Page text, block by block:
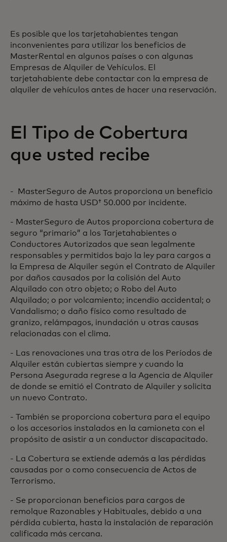
Es posible que los tarjetahabientes tengan
inconvenientes para utilizar los beneficios de
MasterRental en algunos países o con algunas
Empresas de Alquiler de Vehículos. El
tarjetahabiente debe contactar con la empresa de
alquiler de vehículos antes de hacer una reservación.
El Tipo de Cobertura
que usted recibe
- MasterSeguro de Autos proporciona un beneficio
máximo de hasta USD† 50.000 por incidente.
- MasterSeguro de Autos proporciona cobertura de
seguro “primario” a los Tarjetahabientes o
Conductores Autorizados que sean legalmente
responsables y permitidos bajo la ley para cargos a
la Empresa de Alquiler según el Contrato de Alquiler
por daños causados por la colisión del Auto
Alquilado con otro objeto; o Robo del Auto
Alquilado; o por volcamiento; incendio accidental; o
Vandalismo; o daño físico como resultado de
granizo, relámpagos, inundación u otras causas
relacionadas con el clima.
- Las renovaciones una tras otra de los Períodos de
Alquiler están cubiertas siempre y cuando la
Persona Asegurada regrese a la Agencia de Alquiler
de donde se emitió el Contrato de Alquiler y solicita
un nuevo Contrato.
- También se proporciona cobertura para el equipo
o los accesorios instalados en la camioneta con el
propósito de asistir a un conductor discapacitado.
- La Cobertura se extiende además a las pérdidas
causadas por o como consecuencia de Actos de
Terrorismo.
- Se proporcionan beneficios para cargos de
remolque Razonables y Habituales, debido a una
pérdida cubierta, hasta la instalación de reparación
calificada más cercana.